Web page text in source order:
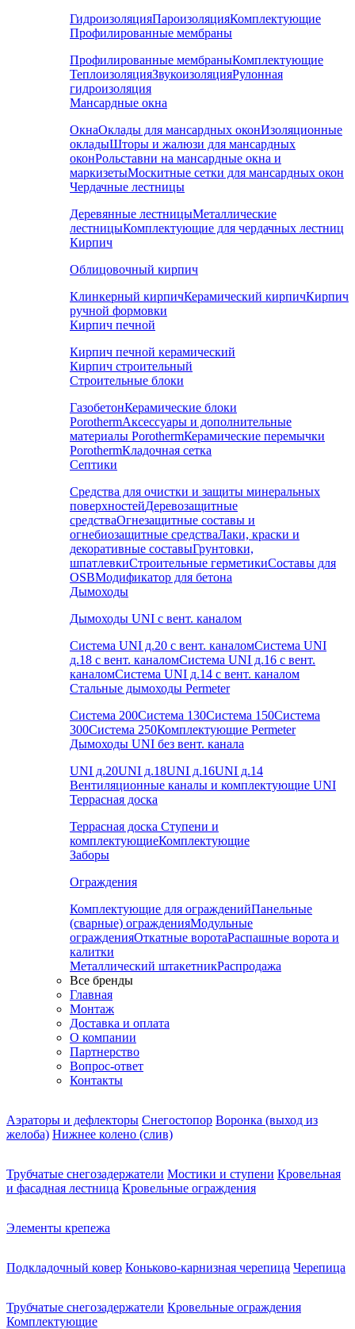
ГидроизоляцияПароизоляцияКомплектующие
Профилированные мембраны
Профилированные мембраныКомплектующие
ТеплоизоляцияЗвукоизоляцияРулонная
гидроизоляция
Мансардные окна
ОкнаОклады для мансардных оконИзоляционные
окладыШторы и жалюзи для мансардных
оконРольставни на мансардные окна и
маркизетыМоскитные сетки для мансардных окон
Чердачные лестницы
Деревянные лестницыМеталлические
лестницыКомплектующие для чердачных лестниц
Кирпич
Облицовочный кирпич
Клинкерный кирпичКерамический кирпичКирпич
ручной формовки
Кирпич печной
Кирпич печной керамический
Кирпич строительный
Строительные блоки
ГазобетонКерамические блоки
PorothermАксессуары и дополнительные
материалы PorothermКерамические перемычки
PorothermКладочная сетка
Септики
Средства для очистки и защиты минеральных
поверхностейДеревозащитные
средстваОгнезащитные составы и
огнебиозащитные средстваЛаки, краски и
декоративные составыГрунтовки,
шпатлевкиСтроительные герметикиСоставы для
OSBМодификатор для бетона
Дымоходы
Дымоходы UNI с вент. каналом
Система UNI д.20 с вент. каналомСистема UNI
д.18 с вент. каналомСистема UNI д.16 с вент.
каналомСистема UNI д.14 с вент. каналом
Стальные дымоходы Permeter
Система 200Система 130Система 150Система
300Система 250Комплектующие Permeter
Дымоходы UNI без вент. канала
UNI д.20UNI д.18UNI д.16UNI д.14
Вентиляционные каналы и комплектующие UNI
Террасная доска
Террасная доска Ступени и
комплектующиеКомплектующие
Заборы
Ограждения
Комплектующие для огражденийПанельные
(сварные) огражденияМодульные
огражденияОткатные воротаРаспашные ворота и
калитки
Металлический штакетникРаспродажа
Все бренды
Главная
Монтаж
Доставка и оплата
О компании
Партнерство
Вопрос-ответ
Контакты
Аэраторы и дефлекторы Снегостопор Воронка (выход из
желоба) Нижнее колено (слив)
Трубчатые снегозадержатели Мостики и ступени Кровельная
и фасадная лестница Кровельные ограждения
Элементы крепежа
Подкладочный ковер Коньково-карнизная черепица Черепица
Трубчатые снегозадержатели Кровельные ограждения
Комплектующие